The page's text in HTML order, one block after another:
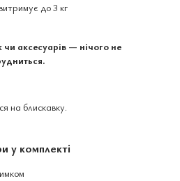
до 3 кг
аксесуарів — нічого не
на блискавку.
у комплекті